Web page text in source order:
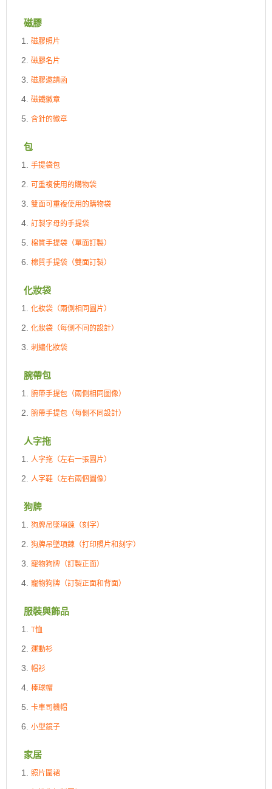
磁膠
磁膠照片
磁膠名片
磁膠邀請函
磁鐵徽章
含針的徽章
包
手提袋包
可重複使用的購物袋
雙面可重複使用的購物袋
訂製字母的手提袋
棉質手提袋（單面訂製）
棉質手提袋（雙面訂製）
化妝袋
化妝袋（兩側相同圖片）
化妝袋（每側不同的設計）
刺繡化妝袋
腕帶包
腕帶手提包（兩側相同圖像）
腕帶手提包（每側不同設計）
人字拖
人字拖（左右一張圖片）
人字鞋（左右兩個圖像）
狗牌
狗牌吊墜項鍊（刻字）
狗牌吊墜項鍊（打印照片和刻字）
寵物狗牌（訂製正面）
寵物狗牌（訂製正面和背面）
服裝與飾品
T恤
運動衫
帽衫
棒球帽
卡車司機帽
小型鏡子
家居
照片圍裙